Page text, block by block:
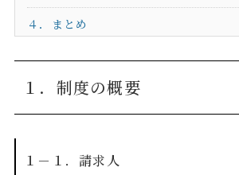
４．まとめ
１．制度の概要
１－１．請求人